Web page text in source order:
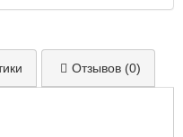
Отзывов (0)